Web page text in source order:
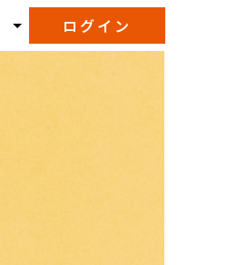
ログイン